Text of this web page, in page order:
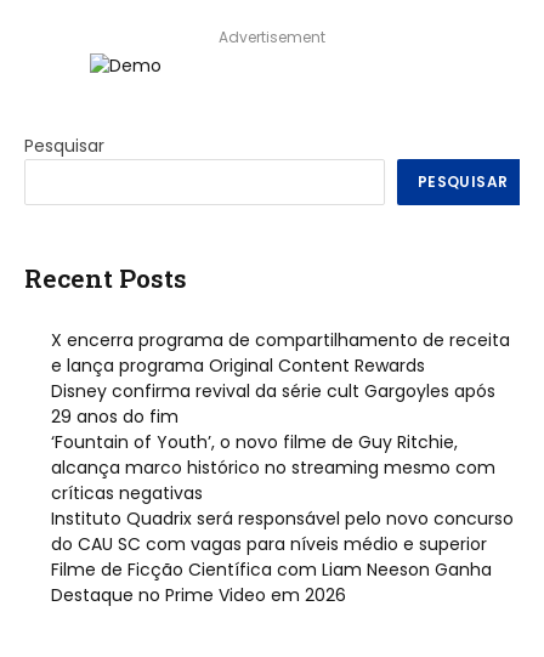
Advertisement
Pesquisar
PESQUISAR
Recent Posts
X encerra programa de compartilhamento de receita
e lança programa Original Content Rewards
Disney confirma revival da série cult Gargoyles após
29 anos do fim
‘Fountain of Youth’, o novo filme de Guy Ritchie,
alcança marco histórico no streaming mesmo com
críticas negativas
Instituto Quadrix será responsável pelo novo concurso
do CAU SC com vagas para níveis médio e superior
Filme de Ficção Científica com Liam Neeson Ganha
Destaque no Prime Video em 2026